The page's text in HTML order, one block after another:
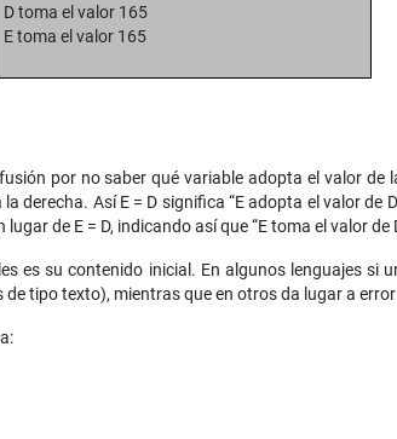
D toma el valor 165
E toma el valor 165
por no saber qué variable adopta el valor de
Así E = D significa “E adopta el valor de
de E = D, indicando así que “E toma el valor de
es su contenido inicial. En algunos lenguajes si
tipo texto), mientras que en otros da lugar a